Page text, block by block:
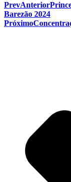
PrevAnterior
Barezão 2024
Próximo